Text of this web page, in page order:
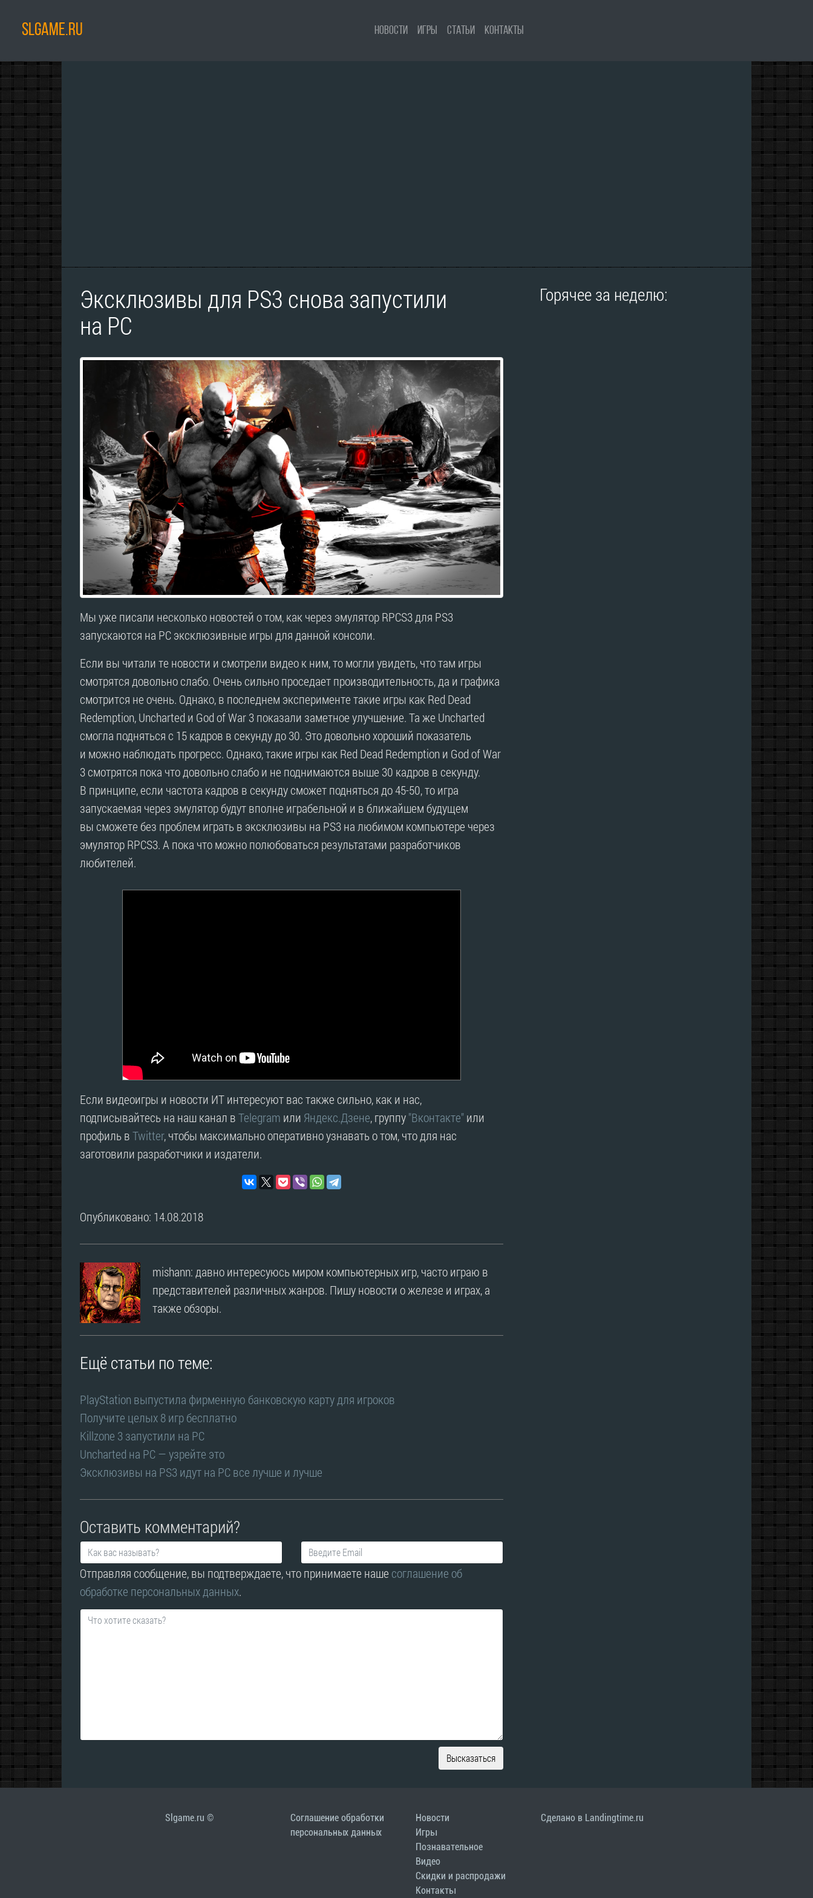
SLGAME.RU Новости Игры Статьи Контакты
Эксклюзивы для PS3 снова запустили
на PC
Мы уже писали несколько новостей о том, как через эмулятор RPCS3 для PS3
запускаются на PC эксклюзивные игры для данной консоли.
Если вы читали те новости и смотрели видео к ним, то могли увидеть, что там игры
смотрятся довольно слабо. Очень сильно проседает производительность, да и графика
смотрится не очень. Однако, в последнем эксперименте такие игры как Red Dead
Redemption, Uncharted и God of War 3 показали заметное улучшение. Та же Uncharted
смогла подняться с 15 кадров в секунду до 30. Это довольно хороший показатель
и можно наблюдать прогресс. Однако, такие игры как Red Dead Redemption и God of War
3 смотрятся пока что довольно слабо и не поднимаются выше 30 кадров в секунду.
В принципе, если частота кадров в секунду сможет подняться до 45-50, то игра
запускаемая через эмулятор будут вполне играбельной и в ближайшем будущем
вы сможете без проблем играть в эксклюзивы на PS3 на любимом компьютере через
эмулятор RPCS3. А пока что можно полюбоваться результатами разработчиков
любителей.
Если видеоигры и новости ИТ интересуют вас также сильно, как и нас,
подписывайтесь на наш канал вTelegram или Яндекс.Дзене, группу"Вконтакте"или
профиль вTwitter, чтобы максимально оперативно узнавать о том, что для нас
заготовили разработчики и издатели.
Опубликовано: 14.08.2018
mishann: давно интересуюсь миром компьютерных игр, часто играю в
представителей различных жанров. Пишу новости о железе и играх, а
также обзоры.
Ещё статьи по теме:
PlayStation выпустила фирменную банковскую карту для игроков
Получите целых 8 игр бесплатно
Killzone 3 запустили на PC
Uncharted на PC — узрейте это
Эксклюзивы на PS3 идут на PC все лучше и лучше
Оставить комментарий?
Отправляя сообщение, вы подтверждаете, что принимаете наше соглашение об
обработке персональных данных.
Высказаться
Горячее за неделю:
Slgame.ru ©
Соглашение обработки
персональных данных
Новости
Игры
Познавательное
Видео
Скидки и распродажи
Контакты
Сделано в Landingtime.ru